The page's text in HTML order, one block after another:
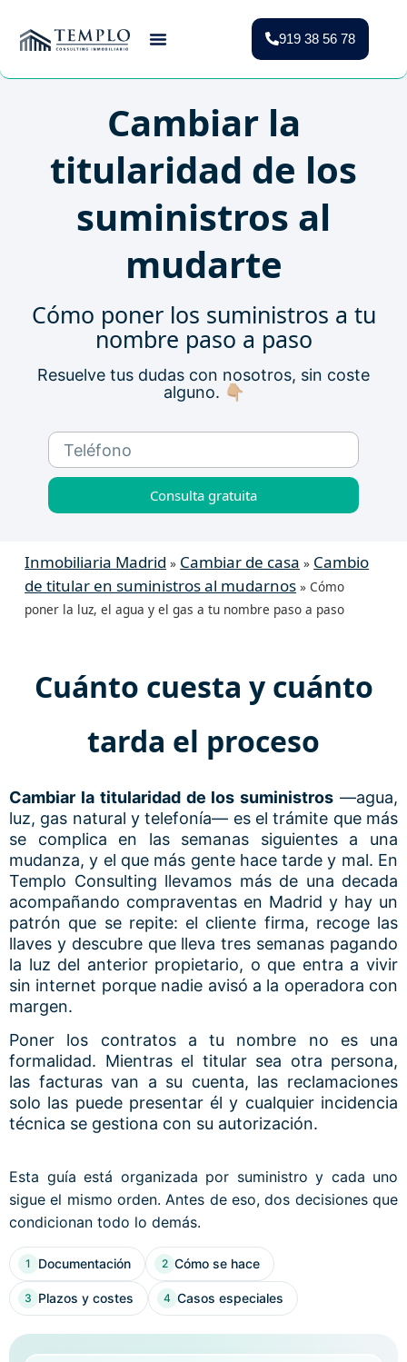
919 38 56 78
Cambiar la
titularidad de los
suministros al
mudarte
Cómo poner los suministros a tu
nombre paso a paso
Resuelve tus dudas con nosotros, sin coste
alguno. 👇🏼
Consulta gratuita
Inmobiliaria Madrid » Cambiar de casa » Cambio
de titular en suministros al mudarnos »Cómo
poner la luz, el agua y el gas a tu nombre paso a paso
Cuánto cuesta y cuánto
tarda el proceso
Cambiar la titularidad de los suministros —agua,
luz, gas natural y telefonía— es el trámite que más
se complica en las semanas siguientes a una
mudanza, y el que más gente hace tarde y mal. En
Templo Consulting llevamos más de una decada
acompañando compraventas en Madrid y hay un
patrón que se repite: el cliente firma, recoge las
llaves y descubre que lleva tres semanas pagando
la luz del anterior propietario, o que entra a vivir
sin internet porque nadie avisó a la operadora con
margen.
Poner los contratos a tu nombre no es una
formalidad. Mientras el titular sea otra persona,
las facturas van a su cuenta, las reclamaciones
solo las puede presentar él y cualquier incidencia
técnica se gestiona con su autorización.
Esta guía está organizada por suministro y cada uno
sigue el mismo orden. Antes de eso, dos decisiones que
condicionan todo lo demás.
1 Documentación 2 Cómo se hace
3 Plazos y costes 4 Casos especiales